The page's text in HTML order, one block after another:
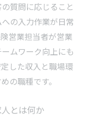
の選び方
職場選びのコツ
務の条件を比較
の見極め方
務とは何か
質問に応じること
の入力作業が日常
営業担当者が営業
ムワーク向上にも
した収入と職場環
の職種です。
とは何か